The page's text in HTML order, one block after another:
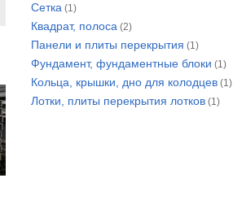
Сетка (1)
Квадрат, полоса (2)
Панели и плиты перекрытия (1)
Фундамент, фундаментные блоки (1)
Кольца, крышки, дно для колодцев (1)
Лотки, плиты перекрытия лотков (1)